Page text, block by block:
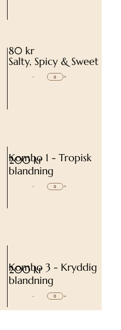
80 kr
Salty, Spicy & Sweet
- +
200 kr
Kombo 1 - Tropisk
blandning
- +
200 kr
Kombo 3 - Kryddig
blandning
- +